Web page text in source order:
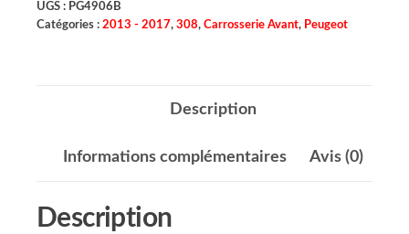
UGS : PG4906B
Catégories : 2013 - 2017, 308, Carrosserie Avant, Peugeot
Description
Informations complémentaires Avis (0)
Description